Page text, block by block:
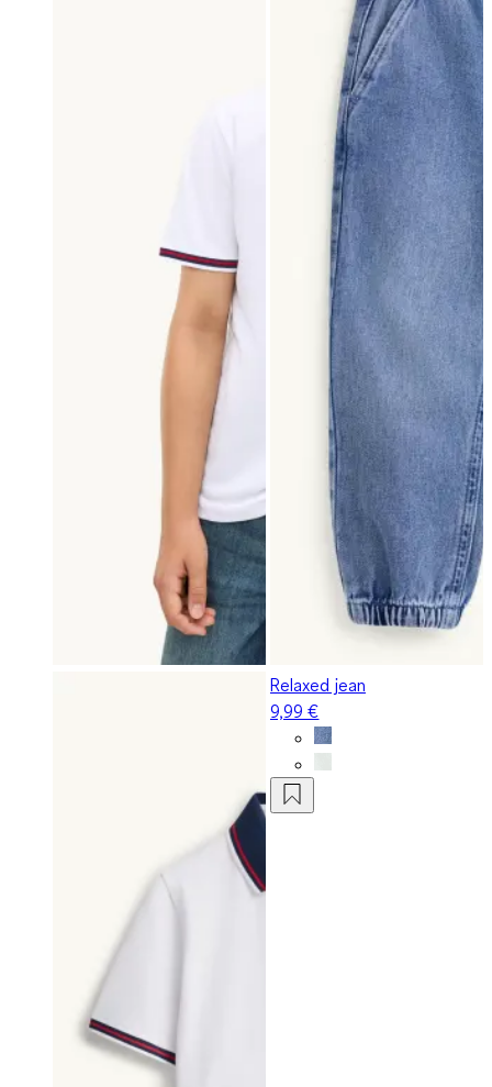
Relaxed jean
9,99 €